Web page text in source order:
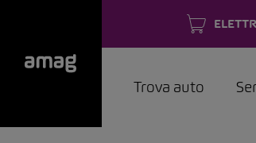
Trova auto